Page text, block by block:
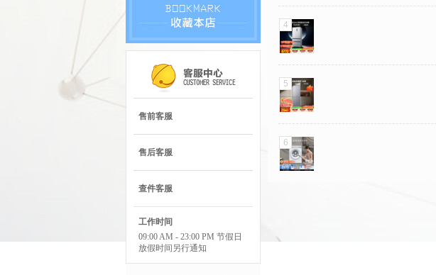
售前客服
售后客服
查件客服
工作时间
09:00 AM - 23:00 PM 节假日
放假时间另行通知
4
5
6